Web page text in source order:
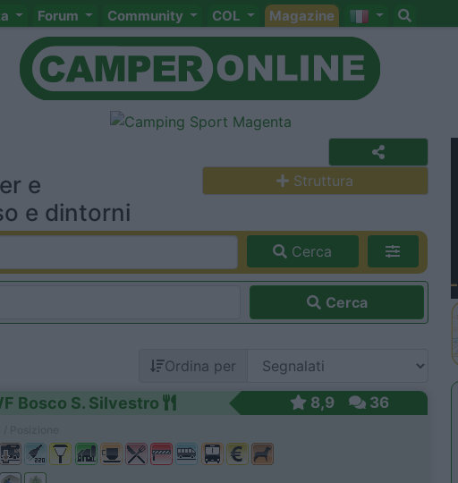
Forum Community COL Magazine
e
e dintorni
Struttura
Cerca
Cerca
Ordina per
Bosco S. Silvestro 8,9 36